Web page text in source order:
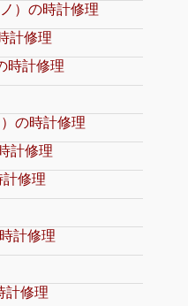
）の時計修理
計修理
時計修理
の時計修理
計修理
修理
計修理
計修理